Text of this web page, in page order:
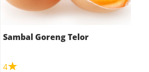
Sambal Goreng Telor
4